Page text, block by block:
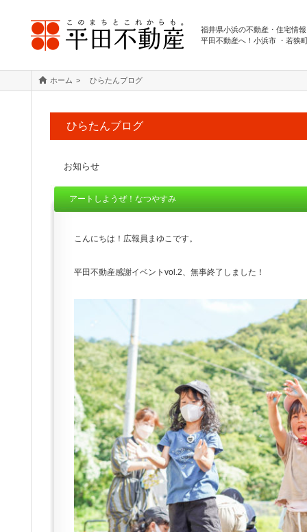
福井県小浜の不動産・住宅情
平田不動産へ！小浜市 ・若狭
ホーム ひらたんブログ
ひらたんブログ
お知らせ
アートしようぜ！なつやすみ
こんにちは！広報員まゆこです。
平田不動産感謝イベントvol.2、無事終了しました！